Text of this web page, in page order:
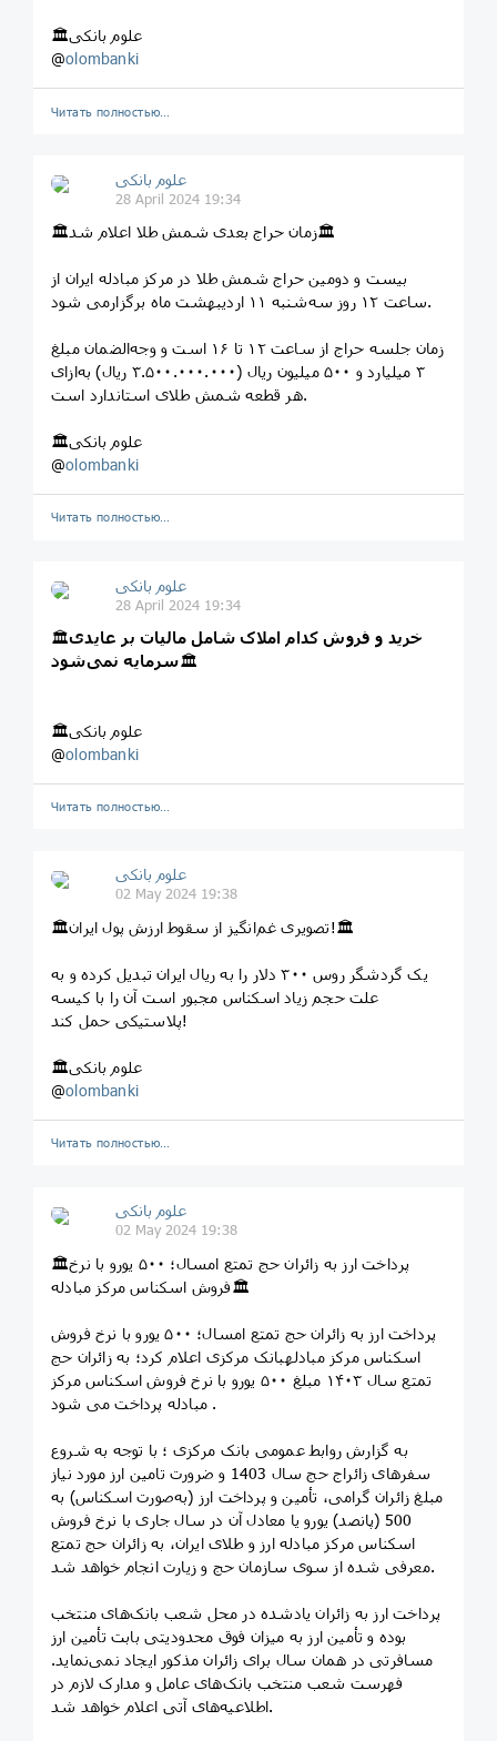
🏛علوم بانکی
@olombanki
Читать полностью…
علوم بانکی
28 April 2024 19:34
🏛زمان حراج بعدی شمش طلا اعلام شد🏛
بیست و دومین حراج شمش طلا در مرکز مبادله ایران از
ساعت ۱۲ روز سه‌شنبه ۱۱ اردیبهشت ماه برگزارمی شود.
زمان جلسه حراج از ساعت ۱۲ تا ۱۶ است و وجه‌الضمان مبلغ
۳ میلیارد و ۵۰۰ میلیون ریال (۳.۵۰۰.۰۰۰.۰۰۰ ریال) به‌ازای
هر قطعه شمش طلای استاندارد است.
🏛علوم بانکی
@olombanki
Читать полностью…
علوم بانکی
28 April 2024 19:34
🏛خرید و فروش کدام املاک شامل مالیات بر عایدی
سرمایه نمی‌شود🏛
🏛علوم بانکی
@olombanki
Читать полностью…
علوم بانکی
02 May 2024 19:38
🏛تصویری غم‌انگیز از سقوط ارزش پول ایران!🏛
یک گردشگر روس ۳۰۰ دلار را به ریال ایران تبدیل کرده و به
علت حجم زیاد اسکناس مجبور است آن را با کیسه
پلاستیکی حمل کند!
🏛علوم بانکی
@olombanki
Читать полностью…
علوم بانکی
02 May 2024 19:38
🏛پرداخت ارز به زائران حج تمتع امسال؛ ۵۰۰ یورو با نرخ
فروش اسکناس مرکز مبادله🏛
پرداخت ارز به زائران حج تمتع امسال؛ ۵۰۰ یورو با نرخ فروش
اسکناس مرکز مبادلهبانک مرکزی اعلام کرد؛ به زائران حج
تمتع سال ۱۴۰۳ مبلغ ۵۰۰ یورو با نرخ فروش اسکناس مرکز
مبادله پرداخت می شود .
به گزارش روابط عمومی بانک مرکزی ؛ با توجه به شروع
سفرهای زائراج حج سال 1403 و ضرورت تامین ارز مورد نیاز
زائران گرامی، تأمین و پرداخت ارز (به‌‌صورت اسکناس) به‎ مبلغ
500 (پانصد) یورو یا معادل آن در سال جاری با نرخ فروش
اسکناس مرکز مبادله ارز و طلای ایران، به زائران حج تمتع
معرفی شده از سوی سازمان حج و زیارت انجام خواهد شد.
پرداخت ارز به زائران یادشده در محل شعب بانک‌های منتخب
بوده و تأمین ارز به میزان فوق محدودیتی بابت تأمین ارز
مسافرتی در همان سال برای زائران مذکور ایجاد نمی‌نماید.
فهرست شعب منتخب بانک‌های عامل و مدارک لازم در
اطلاعیه‌های آتی اعلام خواهد شد.